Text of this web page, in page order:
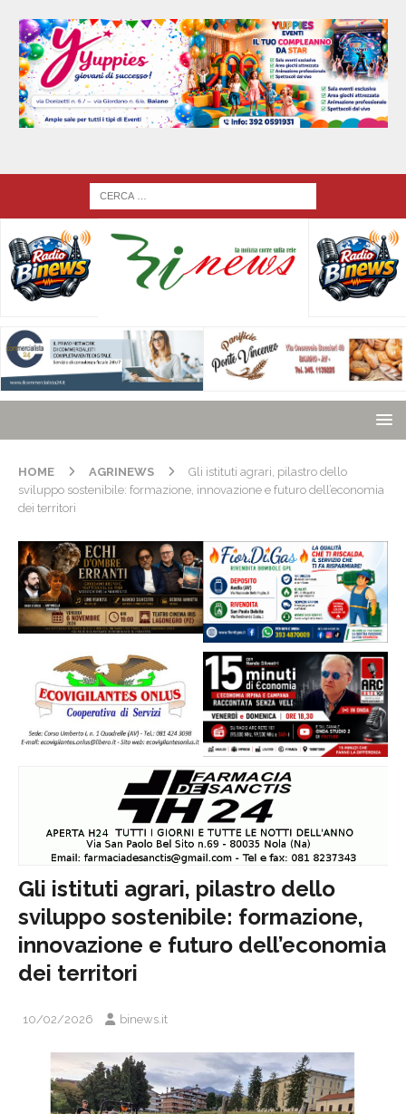
HOME AGRINEWS
Gli istituti agrari, pilastro dello
sviluppo sostenibile: formazione, innovazione e futuro dell’economia
dei territori
Gli istituti agrari, pilastro dello
sviluppo sostenibile: formazione,
innovazione e futuro dell’economia
dei territori
10/02/2026 binews.it